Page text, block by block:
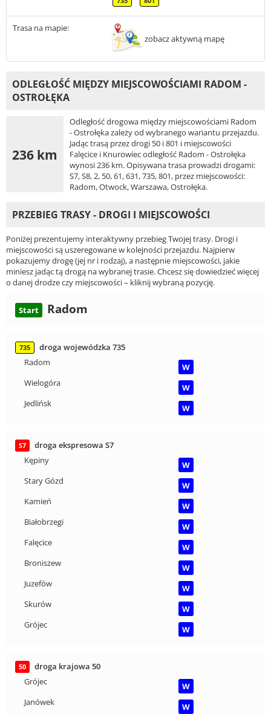
Trasa na mapie:
zobacz aktywną mapę
ODLEGŁOŚĆ MIĘDZY MIEJSCOWOŚCIAMI RADOM -
OSTROŁĘKA
236 km
Odległość drogowa między miejscowościami Radom
- Ostrołęka zależy od wybranego wariantu przejazdu.
Jadąc trasą przez drogi 50 i 801 i miejscowości
Falęcice i Knurowiec odległość Radom - Ostrołęka
wynosi 236 km. Opisywana trasa prowadzi drogami:
S7, S8, 2, 50, 61, 631, 735, 801, przez miejscowości:
Radom, Otwock, Warszawa, Ostrołęka.
PRZEBIEG TRASY - DROGI I MIEJSCOWOŚCI
Poniżej prezentujemy interaktywny przebieg Twojej trasy. Drogi i
miejscowości są uszeregowane w kolejności przejazdu. Najpierw
pokazujemy drogę (jej nr i rodzaj), a następnie miejscowości, jakie
miniesz jadąc tą drogą na wybranej trasie. Chcesz się dowiedzieć więcej
o danej drodze czy miejscowości – kliknij wybraną pozycję.
Start Radom
735
droga wojewódzka 735
Radom
W
Wielogóra
W
Jedlińsk
W
S7
droga ekspresowa S7
Kępiny
W
Stary Gózd
W
Kamień
W
Białobrzegi
W
Falęcice
W
Broniszew
W
Juzefów
W
Skurów
W
Grójec
W
50
droga krajowa 50
Grójec
W
Janówek
W